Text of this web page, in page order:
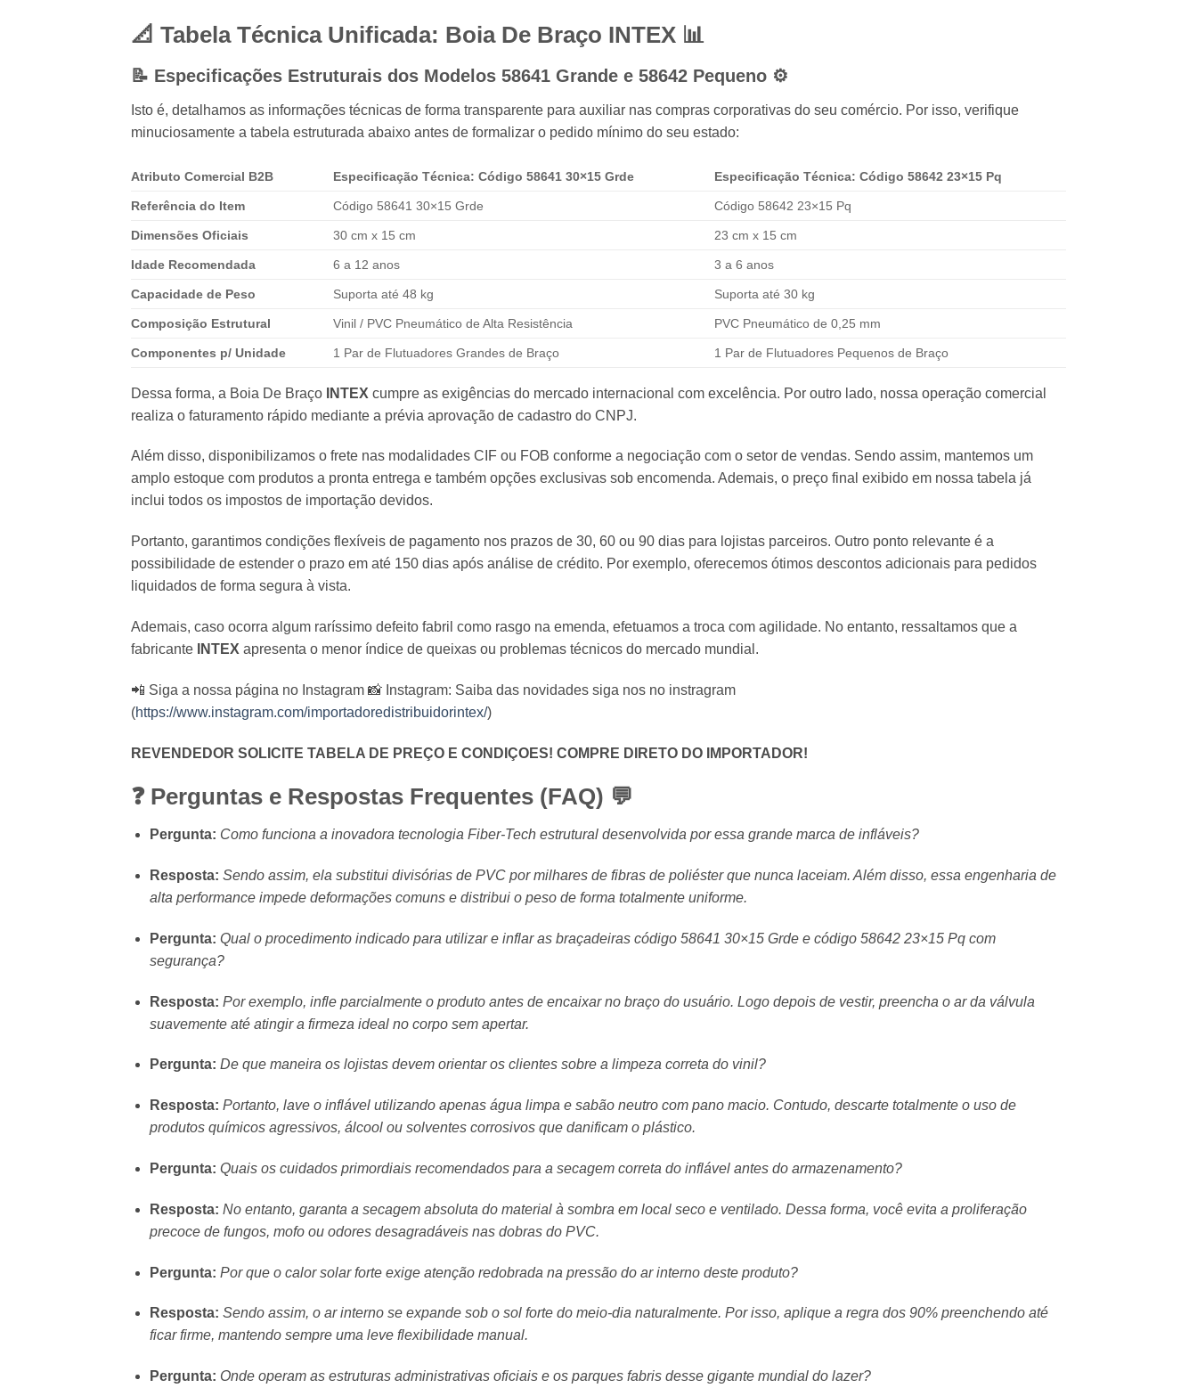
📐 Tabela Técnica Unificada: Boia De Braço INTEX 📊
📝 Especificações Estruturais dos Modelos 58641 Grande e 58642 Pequeno ⚙️
Isto é, detalhamos as informações técnicas de forma transparente para auxiliar nas compras corporativas do seu comércio. Por isso, verifique
minuciosamente a tabela estruturada abaixo antes de formalizar o pedido mínimo do seu estado:
Atributo Comercial B2B Especificação Técnica: Código 58641 30×15 Grde Especificação Técnica: Código 58642 23×15 Pq
Referência do Item Código 58641 30×15 Grde Código 58642 23×15 Pq
Dimensões Oficiais 30 cm x 15 cm 23 cm x 15 cm
Idade Recomendada 6 a 12 anos 3 a 6 anos
Capacidade de Peso Suporta até 48 kg Suporta até 30 kg
Composição Estrutural Vinil / PVC Pneumático de Alta Resistência PVC Pneumático de 0,25 mm
Componentes p/ Unidade 1 Par de Flutuadores Grandes de Braço 1 Par de Flutuadores Pequenos de Braço
Dessa forma, a Boia De Braço INTEX cumpre as exigências do mercado internacional com excelência. Por outro lado, nossa operação comercial
realiza o faturamento rápido mediante a prévia aprovação de cadastro do CNPJ.
Além disso, disponibilizamos o frete nas modalidades CIF ou FOB conforme a negociação com o setor de vendas. Sendo assim, mantemos um
amplo estoque com produtos a pronta entrega e também opções exclusivas sob encomenda. Ademais, o preço final exibido em nossa tabela já
inclui todos os impostos de importação devidos.
Portanto, garantimos condições flexíveis de pagamento nos prazos de 30, 60 ou 90 dias para lojistas parceiros. Outro ponto relevante é a
possibilidade de estender o prazo em até 150 dias após análise de crédito. Por exemplo, oferecemos ótimos descontos adicionais para pedidos
liquidados de forma segura à vista.
Ademais, caso ocorra algum raríssimo defeito fabril como rasgo na emenda, efetuamos a troca com agilidade. No entanto, ressaltamos que a
fabricante
INTEX apresenta o menor índice de queixas ou problemas técnicos do mercado mundial.
📲 Siga a nossa página no Instagram 📸 Instagram: Saiba das novidades siga nos no instragram
(https://www.instagram.com/importadoredistribuidorintex/)
REVENDEDOR SOLICITE TABELA DE PREÇO E CONDIÇOES! COMPRE DIRETO DO IMPORTADOR!
❓ Perguntas e Respostas Frequentes (FAQ) 💬
Pergunta: Como funciona a inovadora tecnologia Fiber-Tech estrutural desenvolvida por essa grande marca de infláveis?
Resposta: Sendo assim, ela substitui divisórias de PVC por milhares de fibras de poliéster que nunca laceiam. Além disso, essa engenharia de
alta performance impede deformações comuns e distribui o peso de forma totalmente uniforme.
Pergunta: Qual o procedimento indicado para utilizar e inflar as braçadeiras código 58641 30×15 Grde e código 58642 23×15 Pq com
segurança?
Resposta: Por exemplo, infle parcialmente o produto antes de encaixar no braço do usuário. Logo depois de vestir, preencha o ar da válvula
suavemente até atingir a firmeza ideal no corpo sem apertar.
Pergunta: De que maneira os lojistas devem orientar os clientes sobre a limpeza correta do vinil?
Resposta: Portanto, lave o inflável utilizando apenas água limpa e sabão neutro com pano macio. Contudo, descarte totalmente o uso de
produtos químicos agressivos, álcool ou solventes corrosivos que danificam o plástico.
Pergunta: Quais os cuidados primordiais recomendados para a secagem correta do inflável antes do armazenamento?
Resposta: No entanto, garanta a secagem absoluta do material à sombra em local seco e ventilado. Dessa forma, você evita a proliferação
precoce de fungos, mofo ou odores desagradáveis nas dobras do PVC.
Pergunta: Por que o calor solar forte exige atenção redobrada na pressão do ar interno deste produto?
Resposta: Sendo assim, o ar interno se expande sob o sol forte do meio-dia naturalmente. Por isso, aplique a regra dos 90% preenchendo até
ficar firme, mantendo sempre uma leve flexibilidade manual.
Pergunta: Onde operam as estruturas administrativas oficiais e os parques fabris desse gigante mundial do lazer?